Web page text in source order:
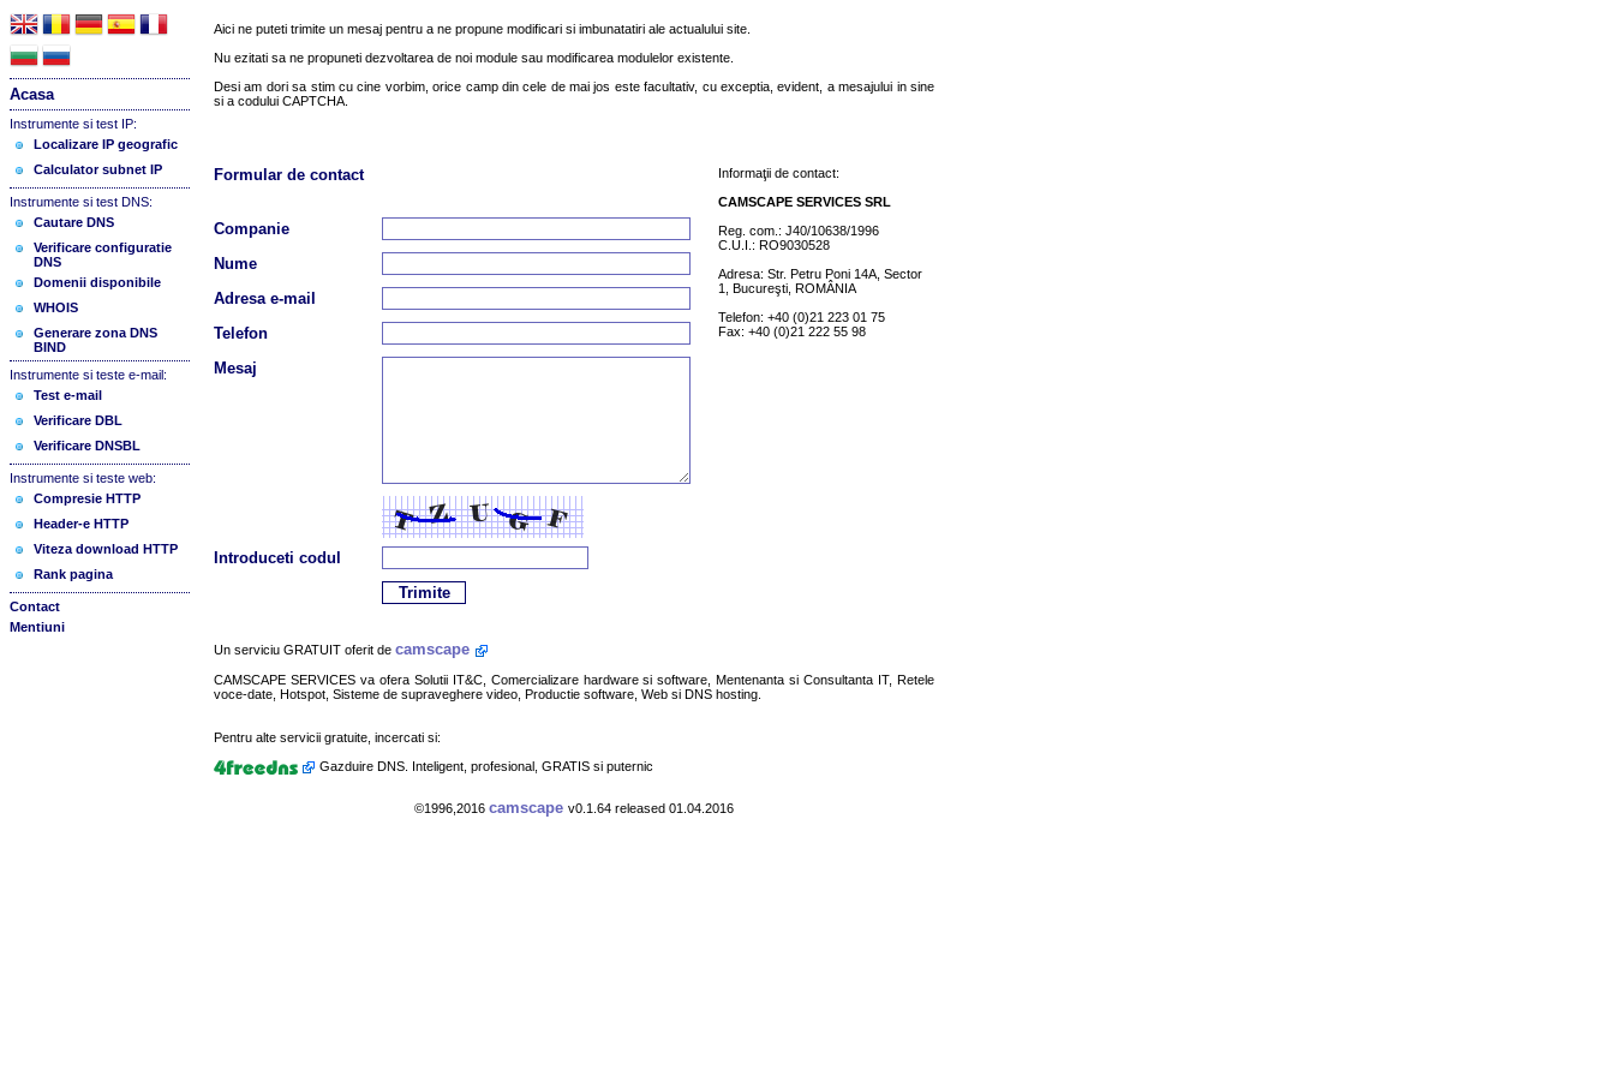
Acasa
Instrumente si test IP:
Localizare IP geografic
Calculator subnet IP
Instrumente si test DNS:
Cautare DNS
Verificare configuratie
DNS
Domenii disponibile
WHOIS
Generare zona DNS
BIND
Instrumente si teste e-mail:
Test e-mail
Verificare DBL
Verificare DNSBL
Instrumente si teste web:
Compresie HTTP
Header-e HTTP
Viteza download HTTP
Rank pagina
Contact
Mentiuni
Aici ne puteti trimite un mesaj pentru a ne propune modificari si imbunatatiri ale actualului site.
Nu ezitati sa ne propuneti dezvoltarea de noi module sau modificarea modulelor existente.
Desi am dori sa stim cu cine vorbim, orice camp din cele de mai jos este facultativ, cu exceptia, evident, a mesajului in sine
si a codului CAPTCHA.
Formular de contact
Companie
Nume
Adresa e-mail
Telefon
Mesaj
Introduceti codul
Informaţii de contact:
CAMSCAPE SERVICES SRL
Reg. com.: J40/10638/1996
C.U.I.: RO9030528
Adresa: Str. Petru Poni 14A, Sector
1, Bucureşti, ROMÂNIA
Telefon: +40 (0)21 223 01 75
Fax: +40 (0)21 222 55 98
Un serviciu GRATUIT oferit de camscape
CAMSCAPE SERVICES va ofera Solutii IT&C, Comercializare hardware si software, Mentenanta si Consultanta IT, Retele
voce-date, Hotspot, Sisteme de supraveghere video, Productie software, Web si DNS hosting.
Pentru alte servicii gratuite, incercati si:
Gazduire DNS. Inteligent, profesional, GRATIS si puternic
©1996,2016 camscape v0.1.64 released 01.04.2016